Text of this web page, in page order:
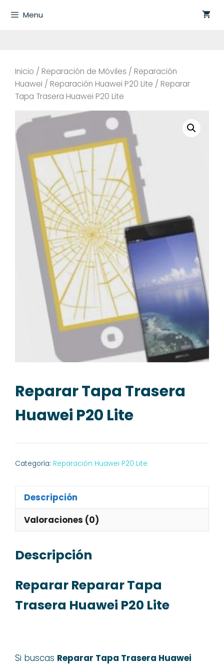
Menu
Inicio / Reparación de Móviles / Reparación
Huawei / Reparación Huawei P20 Lite / Reparar
Tapa Trasera Huawei P20 Lite
Reparar Tapa Trasera
Huawei P20 Lite
Categoría: Reparación Huawei P20 Lite
Descripción
Valoraciones (0)
Descripción
Reparar Reparar Tapa
Trasera Huawei P20 Lite
Si buscas Reparar Tapa Trasera Huawei